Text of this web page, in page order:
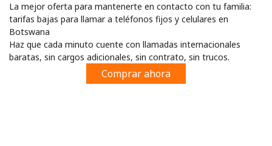
Regístrate con
o
La mejor oferta para mantenerte en contacto con tu familia:
tarifas bajas para llamar a teléfonos fijos y celulares en
Botswana
Haz que cada minuto cuente con llamadas internacionales
baratas, sin cargos adicionales, sin contrato, sin trucos.
Comprar ahora